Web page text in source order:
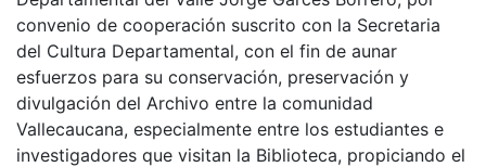
convenio de cooperación suscrito con la Secretaria
del Cultura Departamental, con el fin de aunar
esfuerzos para su conservación, preservación y
divulgación del Archivo entre la comunidad
Vallecaucana, especialmente entre los estudiantes e
investigadores que visitan la Biblioteca, propiciando el